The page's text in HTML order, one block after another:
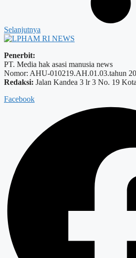
Selanjutnya
Penerbit:
PT. Media hak asasi manusia news
Nomor: AHU-010219.AH.01.03.tahun
Redaksi: Jalan Kandea 3 lr 3 No. 19
Facebook